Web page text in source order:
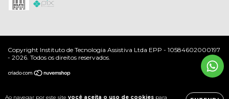
Ao navegar por este site você aceita o uso de cookies para
Copyright Instituto de Tecnologia Assistiva Ltda EPP - 10584602000197
- 2026. Todos os direitos reservados.